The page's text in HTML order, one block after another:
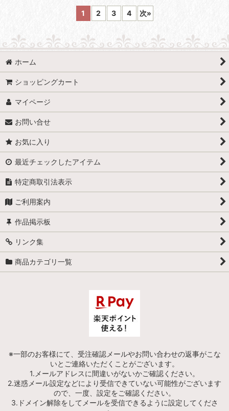
1 2 3 4 次»
ホーム
ショッピングカート
マイページ
お問い合せ
お気に入り
最近チェックしたアイテム
特定商取引法表示
ご利用案内
作品掲示板
リンク集
商品カテゴリ一覧
※一部のお客様にて、受注確認メールやお問い合わせの返事がこな
いとご連絡いただくことがございます。
1.メールアドレスに間違いがないかご確認ください。
2.迷惑メール設定などにより受信できていない可能性がございます
ので、一度、設定をご確認ください。
3.ドメイン解除をしてメールを受信できるように設定してくださ